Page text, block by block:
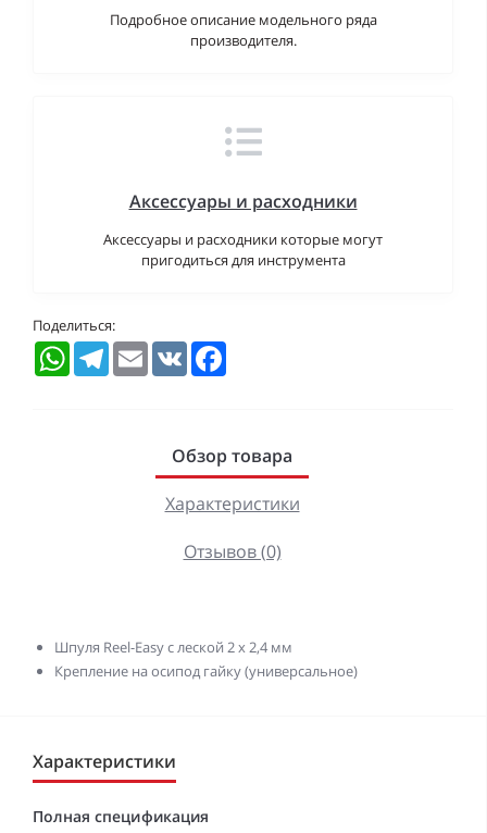
Подробное описание модельного ряда
производителя.
Аксессуары и расходники
Аксессуары и расходники которые могут
пригодиться для инструмента
Поделиться:
WhatsAppTelegramEmail VK
Обзор товара
Характеристики
Отзывов (0)
Шпуля Reel-Easy с леской 2 х 2,4 мм
Крепление на осипод гайку (универсальное)
Характеристики
Полная спецификация